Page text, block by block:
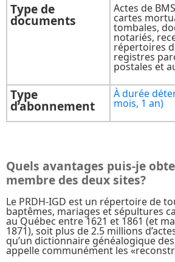
Type de
documents
Actes de
cartes
tombales,
notariés,
répertoires
registres
postales et
Type
d’abonnement
À durée
mois, 1 an)
Quels avantages puis-je
membre des deux sites?
Le PRDH-IGD est un répertoire de
baptêmes, mariages et sépultures
au Québec entre 1621 et 1861 (et
1871), soit plus de 2.5 millions
qu’un dictionnaire généalogique
appelle communément les